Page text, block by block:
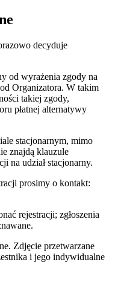
decyduje
od wyrażenia zgody na
Organizatora. W takim
takiej zgody,
płatnej alternatywy
stacjonarnym, mimo
znajdą klauzule
na udział stacjonarny.
prosimy o kontakt:
rejestracji; zgłoszenia
Zdjęcie przetwarzane
i jego indywidualne